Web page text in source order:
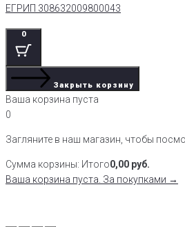
ЕГРИП 308632009800043
0
Закрыть корзину
Ваша корзина пуста
0
Загляните в наш магазин, чтобы
Сумма корзины: Итого0,00 руб.
Ваша корзина пуста. За покупками →